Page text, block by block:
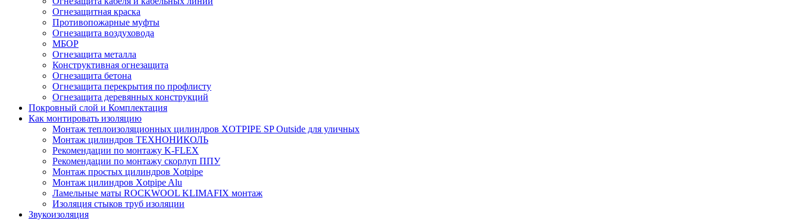
Огнезащитная краска
Противопожарные муфты
Огнезащита воздуховода
МБОР
Огнезащита металла
Конструктивная огнезащита
Огнезащита бетона
Огнезащита перекрытия по профлисту
Огнезащита деревянных конструкций
Покровный слой и Комплектация
Как монтировать изоляцию
Монтаж теплоизоляционных цилиндров XOTPIPE SP Outside для уличных
Монтаж цилиндров ТЕХНОНИКОЛЬ
Рекомендации по монтажу K-FLEX
Рекомендации по монтажу скорлуп ППУ
Монтаж простых цилиндров Xotpipe
Монтаж цилиндров Xotpipe Alu
Ламельные маты ROCKWOOL KLIMAFIX монтаж
Изоляция стыков труб изоляции
Звукоизоляция